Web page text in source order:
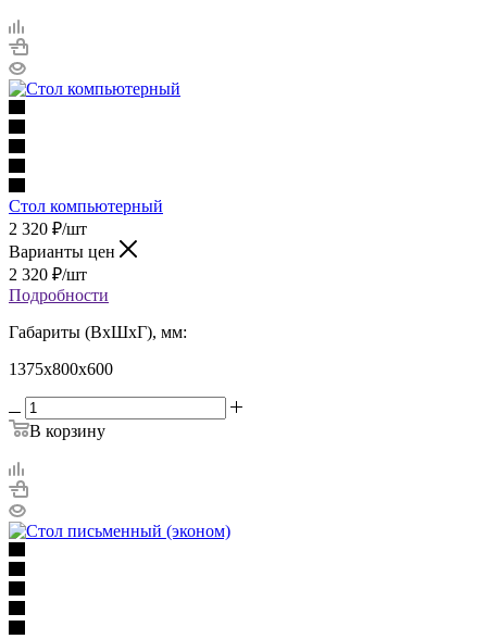
Стол компьютерный
2 320 ₽/шт
Варианты цен
2 320 ₽/шт
Подробности
Габариты (ВхШхГ), мм:
1375х800х600
В корзину